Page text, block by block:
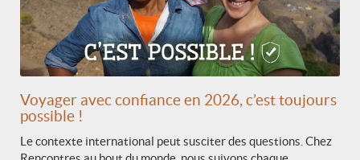
Construit sur un éperon rocheux dominant la rivière
Lungnak, Bardan appartient à l’école Drukpa Kagyu.
Fondé au XVIIᵉ siècle, il se distingue par son moulin à
prières monumental et ses statues de Shabdrung
Ngawang Namgyal, figure spirituelle majeure du
Voyager avec confiance en 2026, c’est toujours
possible !
Le contexte international peut susciter des questions. Chez